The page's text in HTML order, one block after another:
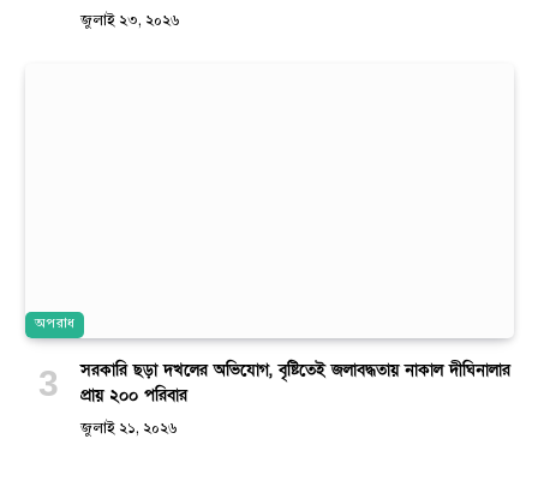
জুলাই ২৩, ২০২৬
অপরাধ
সরকারি ছড়া দখলের অভিযোগ, বৃষ্টিতেই জলাবদ্ধতায় নাকাল দীঘিনালার
প্রায় ২০০ পরিবার
জুলাই ২১, ২০২৬